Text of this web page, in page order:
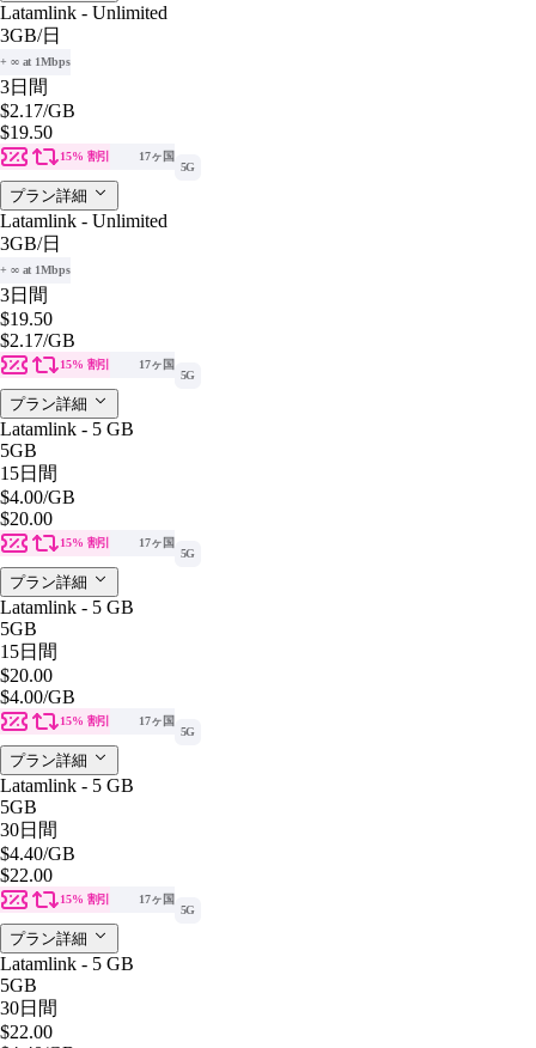
Latamlink - Unlimited
3GB/日
+ ∞ at 1Mbps
3日間
$2.17/GB
$19.50
15% 割引
17ヶ国
5G
プラン詳細
Latamlink - Unlimited
3GB/日
+ ∞ at 1Mbps
3日間
$19.50
$2.17/GB
15% 割引
17ヶ国
5G
プラン詳細
Latamlink - 5 GB
5GB
15日間
$4.00/GB
$20.00
15% 割引
17ヶ国
5G
プラン詳細
Latamlink - 5 GB
5GB
15日間
$20.00
$4.00/GB
15% 割引
17ヶ国
5G
プラン詳細
Latamlink - 5 GB
5GB
30日間
$4.40/GB
$22.00
15% 割引
17ヶ国
5G
プラン詳細
Latamlink - 5 GB
5GB
30日間
$22.00